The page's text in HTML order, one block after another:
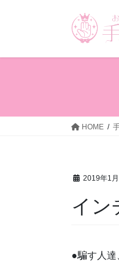
HOME
2019年1
イン
●騙す人達